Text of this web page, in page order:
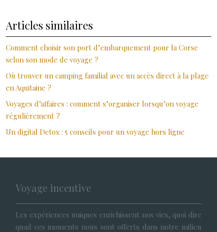
Articles similaires
Comment choisir son port d’embarquement pour la Corse
selon son mode de voyage ?
Où trouver un camping familial avec un accès direct à la plage
en Aquitaine ?
Voyages d’affaires : comment s’organiser lorsqu’on voyage
régulièrement ?
Un digital Detox : 5 conseils pour un voyage hors ligne
Voyage incentive
Les expériences uniques enrichissent nos vies, quoi dire
quad ces moments nous sont offerts dans notre milieu